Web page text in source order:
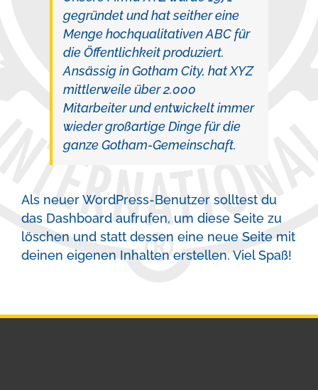
gegründet und hat seither eine
Menge hochqualitativen ABC für
die Öffentlichkeit produziert.
Ansässig in Gotham City, hat XYZ
mittlerweile über 2.000
Mitarbeiter und entwickelt immer
wieder großartige Dinge für die
ganze Gotham-Gemeinschaft.
Als neuer WordPress-Benutzer solltest du
das Dashboard aufrufen, um diese Seite zu
löschen und statt dessen eine neue Seite mit
deinen eigenen Inhalten erstellen. Viel Spaß!